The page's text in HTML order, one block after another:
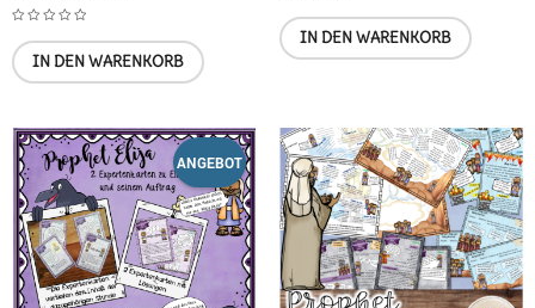
IN DEN WARENKORB
IN DEN WARENKORB
ANGEBOT